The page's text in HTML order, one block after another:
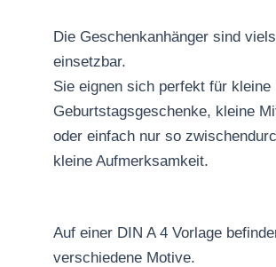
Die Geschenkanhänger sind
einsetzbar.
Sie eignen sich perfekt für kleine
Geburtstagsgeschenke, kleine
oder einfach nur so
kleine Aufmerksamkeit.
Auf einer DIN A 4 Vorlage
verschiedene Motive.